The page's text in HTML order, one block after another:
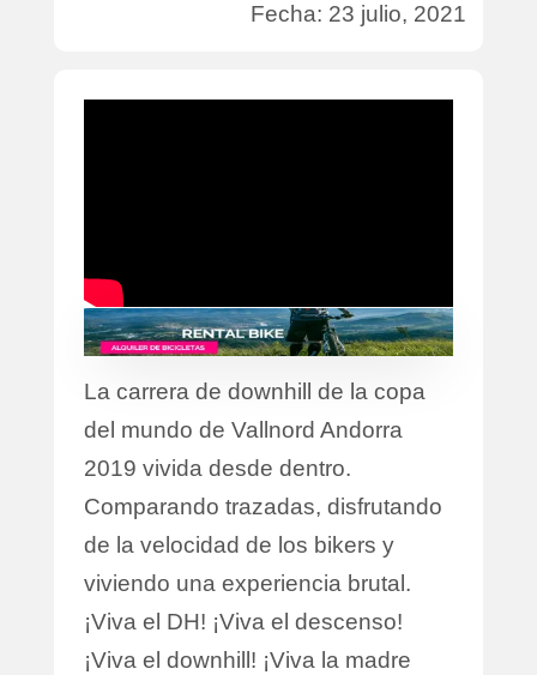
Fecha: 23 julio, 2021
La carrera de downhill de la copa
del mundo de Vallnord Andorra
2019 vivida desde dentro.
Comparando trazadas, disfrutando
de la velocidad de los bikers y
viviendo una experiencia brutal.
¡Viva el DH! ¡Viva el descenso!
¡Viva el downhill! ¡Viva la madre